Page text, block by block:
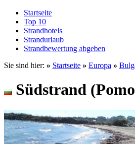
Startseite
Top 10
Strandhotels
Strandurlaub
Strandbewertung abgeben
Sie sind hier: » Startseite » Europa »
Südstrand